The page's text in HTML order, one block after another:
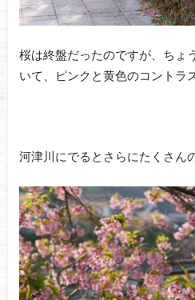
桜は終盤だったのですが、ちょ
いて、ピンクと黄色のコントラ
河津川にでるとさらにたくさん